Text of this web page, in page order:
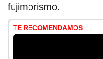
fujimorismo.
TE RECOMENDAMOS